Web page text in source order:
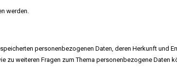
werden.
personenbezogenen Daten, deren Herkunft und
zu weiteren Fragen zum Thema personenbezogene Daten